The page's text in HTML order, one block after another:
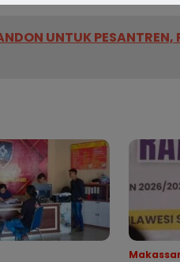
UNTUK
Makassar